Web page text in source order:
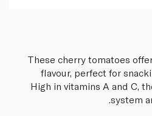
These cherry tomatoes
flavour, perfect for
High in vitamins A and C,
system